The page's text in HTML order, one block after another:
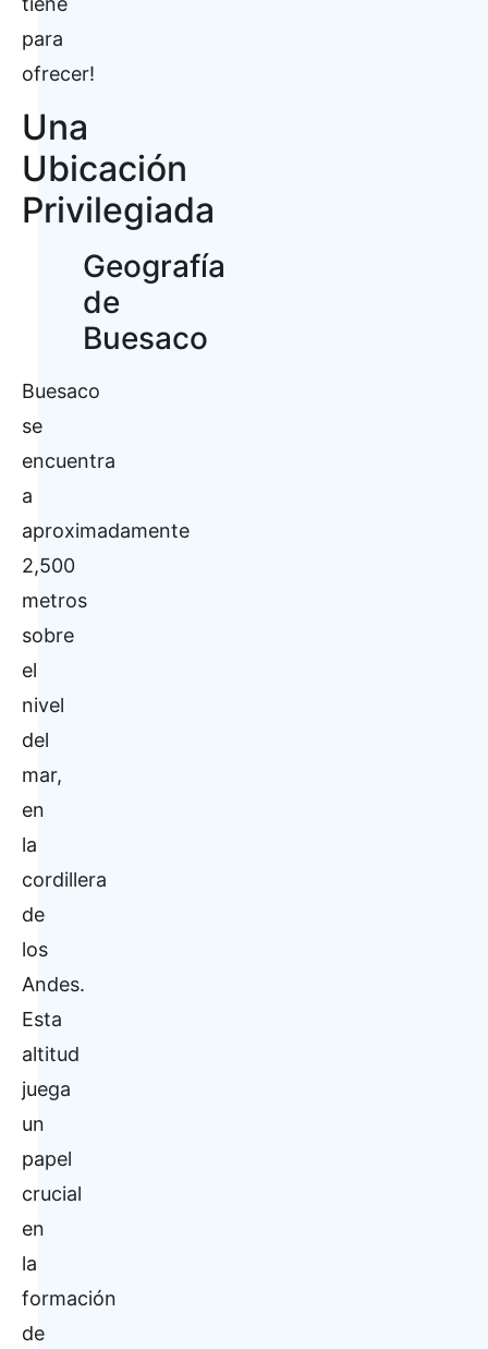
para
ofrecer!
Una
Ubicación
Privilegiada
Geografía
de
Buesaco
Buesaco
se
encuentra
a
aproximadamente
2,500
metros
sobre
el
nivel
del
mar,
en
la
cordillera
de
los
Andes.
Esta
altitud
juega
un
papel
crucial
en
la
formación
de